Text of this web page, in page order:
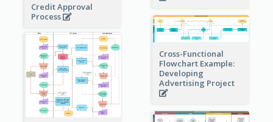
Credit Approval
Process
Cross-Functional
Flowchart Example:
Developing
Advertising Project